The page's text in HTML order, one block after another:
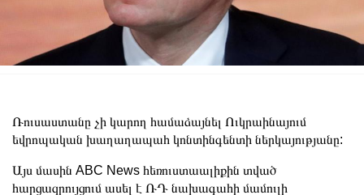
Ռուսաստանը չի կարող համաձայնել Ուկրաինայում
եվրոպական խաղաղապահ կոնտինգենտի ներկայությանը:
Այս մասին ABC News հեռուստաալիքին տված
հարցազրույցում ասել է ՌԴ նախագահի մամուլի